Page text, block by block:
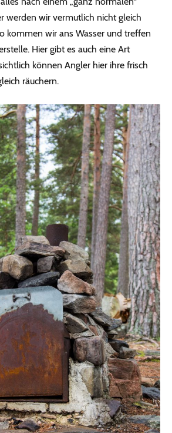
werden wir vermutlich nicht gleich
kommen wir ans Wasser und treffen
Hier gibt es auch eine Art
können Angler hier ihre frisch
räuchern.